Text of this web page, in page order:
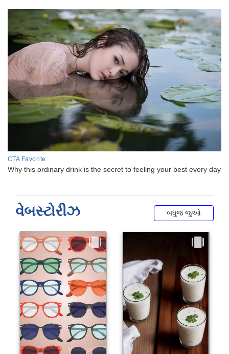
વેબસ્ટોરીઝ બધુજ જુઓ